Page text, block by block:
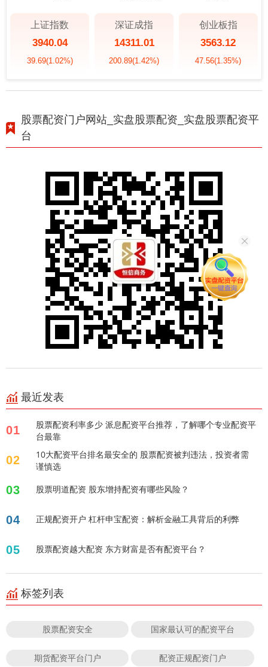
上证指数
3940.04
39.69(1.02%)
深证成指
14311.01
200.89(1.42%)
创业板指
3563.12
47.56(1.35%)
股票配资门户网站_实盘股票配资_实盘股票配资平
台
最近发表
01
股票配资利率多少 派息配资平台推荐，了解哪个专业配资平
台最靠
02
10大配资平台排名最安全的 股票配资被判违法，投资者需
谨慎选
03 股票明道配资 股东增持配资有哪些风险？
04 正规配资开户 杠杆申宝配资：解析金融工具背后的利弊
05 股票配资越大配资 东方财富是否有配资平台？
标签列表
股票配资安全 国家最认可的配资平台
期货配资平台门户 配资正规配资门户